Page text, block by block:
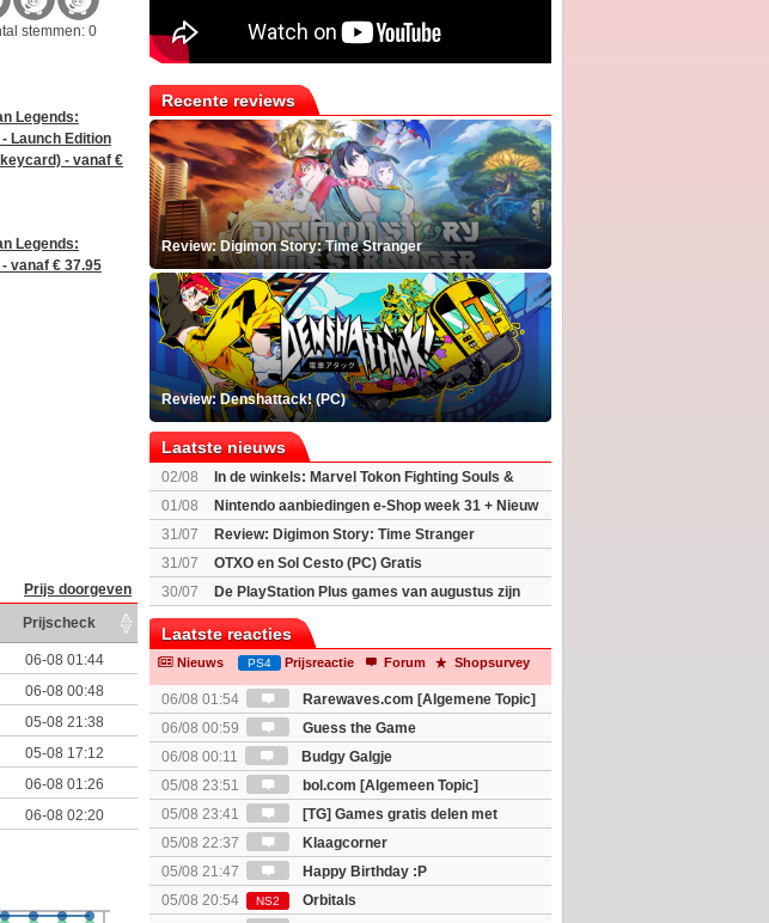
stemmen: 0
Legends:
- Launch Edition
- vanaf €
Legends:
- vanaf € 37.95
Prijs doorgeven
Prijscheck
06-08 01:44
06-08 00:48
05-08 21:38
05-08 17:12
06-08 01:26
06-08 02:20
Recente reviews
Review: Digimon Story: Time Stranger
Review: Denshattack! (PC)
Laatste nieuws
02/08
In de winkels: Marvel Tokon Fighting Souls &
Beast of Reincarnation
01/08
Nintendo aanbiedingen e-Shop week 31 + Nieuw
voor Switch 2
31/07
Review: Digimon Story: Time Stranger
31/07
OTXO en Sol Cesto (PC) Gratis
30/07
De PlayStation Plus games van augustus zijn
Laatste reacties
Nieuws PS4 Prijsreactie Forum Shopsurvey
06/08 01:54
Rarewaves.com [Algemene Topic]
06/08 00:59
Guess the Game
06/08 00:11
Budgy Galgje
05/08 23:51
bol.com [Algemeen Topic]
05/08 23:41
[TG] Games gratis delen met
elkaar.
05/08 22:37
Klaagcorner
05/08 21:47
Happy Birthday :P
05/08 20:54
NS2
Orbitals